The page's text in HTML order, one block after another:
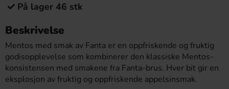
På lager 46 stk
Beskrivelse
Mentos med smak av Fanta er en oppfriskende og fruktig
godisopplevelse som kombinerer den klassiske Mentos-
konsistensen med smakene fra Fanta-brus. Hver bit gir en
eksplosjon av fruktig og oppfriskende appelsinsmak.